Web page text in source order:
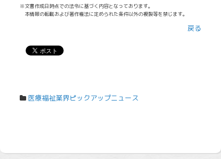
※文書作成日時点での法令に基づく内容となっております。
本情報の転載および著作権法に定められた条件以外の複製等を禁じます。
戻る
医療福祉業界ピックアップニュース